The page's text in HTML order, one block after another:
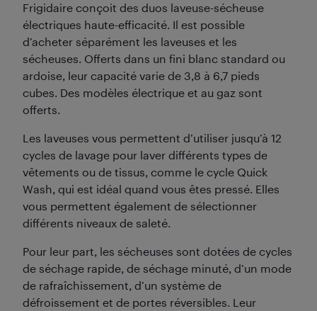
Frigidaire conçoit des duos laveuse-sécheuse
électriques haute-efficacité. Il est possible
d’acheter séparément les laveuses et les
sécheuses. Offerts dans un fini blanc standard ou
ardoise, leur capacité varie de 3,8 à 6,7 pieds
cubes. Des modèles électrique et au gaz sont
offerts.
Les laveuses vous permettent d’utiliser jusqu’à 12
cycles de lavage pour laver différents types de
vêtements ou de tissus, comme le cycle Quick
Wash, qui est idéal quand vous êtes pressé. Elles
vous permettent également de sélectionner
différents niveaux de saleté.
Pour leur part, les sécheuses sont dotées de cycles
de séchage rapide, de séchage minuté, d’un mode
de rafraîchissement, d’un système de
défroissement et de portes réversibles. Leur